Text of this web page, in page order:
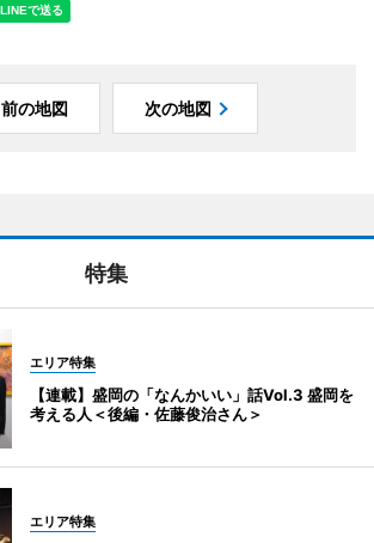
前の地図 次の地図
特集
エリア特集
【連載】盛岡の「なんかいい」話Vol.3 盛岡を
考える人＜後編・佐藤俊治さん＞
エリア特集